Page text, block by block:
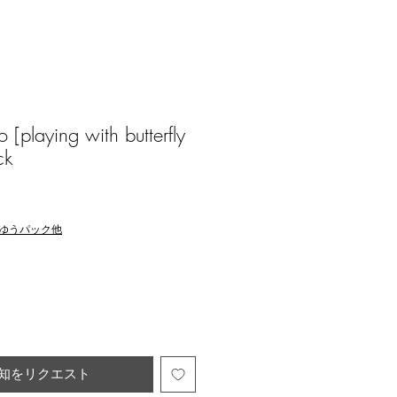
[playing with butterfly
うパック他
をリクエスト